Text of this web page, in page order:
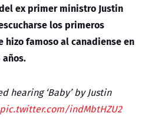
ex primer ministro Justin
los primeros
hizo famoso al canadiense en
hearing ‘Baby’ by Justin
pic.twitter.com/indMbtHZU2